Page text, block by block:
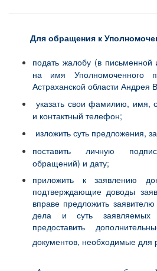
Для обращения к
подать жалобу (в
на имя Уполномоченного
Астраханской области
указать свои фамилию, имя,
и контактный телефон;
изложить суть предложения,
поставить личную
обращений) и дату;
приложить к заявлению
подтверждающие доводы
вправе предложить заявителю
дела и суть заявляемых
предоставить
документов, необходимые для